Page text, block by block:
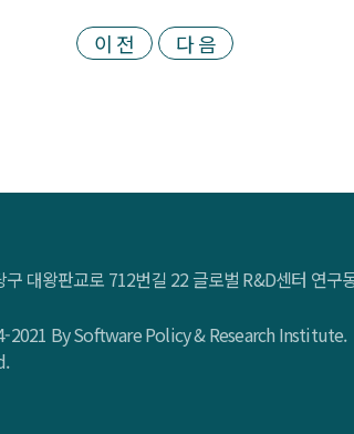
이 전 다 음
구 대왕판교로 712번길 22 글로벌 R&D센터 연
By Software Policy & Research Institute.